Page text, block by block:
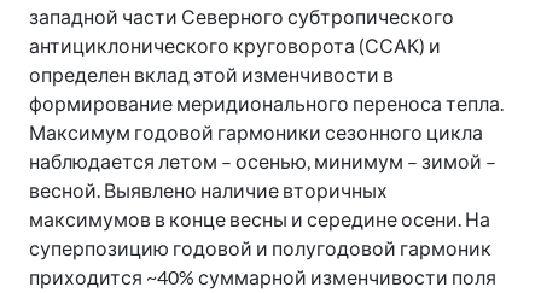
западной части Северного субтропического
антициклонического круговорота (ССАК) и
определен вклад этой изменчивости в
формирование меридионального переноса тепла.
Максимум годовой гармоники сезонного цикла
наблюдается летом – осенью, минимум – зимой –
весной. Выявлено наличие вторичных
максимумов в конце весны и середине осени. На
суперпозицию годовой и полугодовой гармоник
приходится ~40% суммарной изменчивости поля